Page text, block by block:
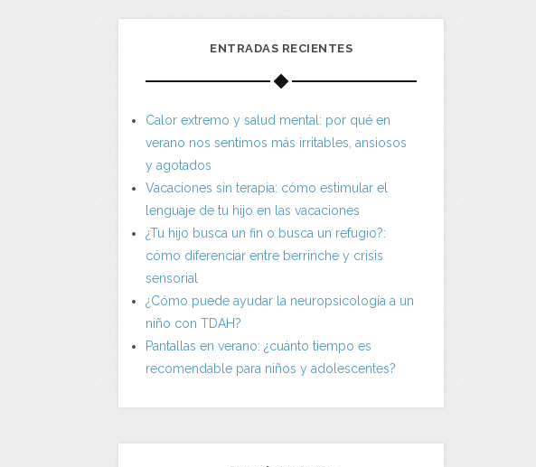
ENTRADAS RECIENTES
Calor extremo y salud mental: por qué en
verano nos sentimos más irritables, ansiosos
y agotados
Vacaciones sin terapia: cómo estimular el
lenguaje de tu hijo en las vacaciones
¿Tu hijo busca un fin o busca un refugio?:
cómo diferenciar entre berrinche y crisis
sensorial
¿Cómo puede ayudar la neuropsicología a un
niño con TDAH?
Pantallas en verano: ¿cuánto tiempo es
recomendable para niños y adolescentes?